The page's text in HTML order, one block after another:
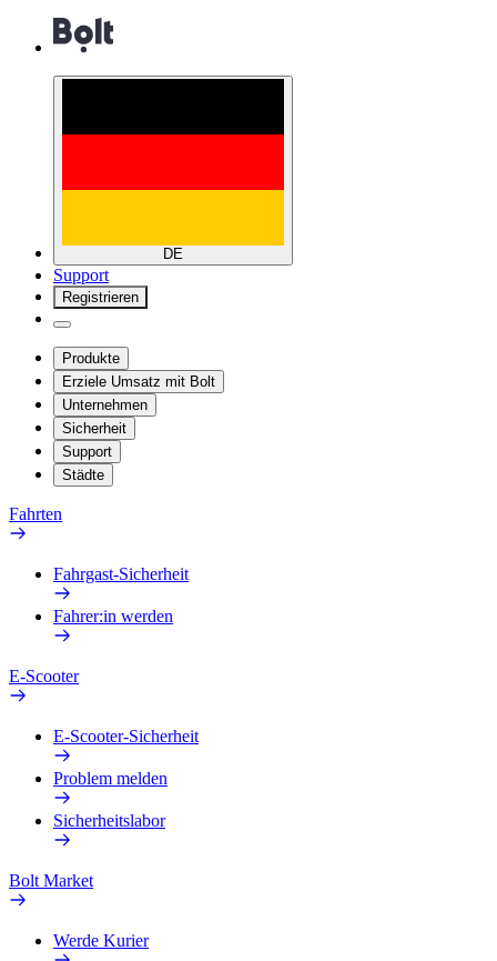
DE
Support
Registrieren
Produkte
Erziele Umsatz mit Bolt
Unternehmen
Sicherheit
Support
Städte
Fahrten
Fahrgast-Sicherheit
Fahrer:in werden
E-Scooter
E-Scooter-Sicherheit
Problem melden
Sicherheitslabor
Bolt Market
Werde Kurier